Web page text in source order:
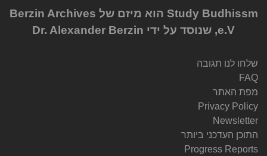
Study Budhissm הוא מיזם של Berzin Archives
e.V, שנוסד על ידי Dr. Alexander Berzin
שלחו לנו תגובה
FAQ
מפת האתר
Privacy Policy
Newsletter
התוכן העדכני ביותר
Progress Reports